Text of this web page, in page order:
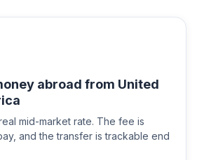
abroad from United
mid-market rate. The fee is
and the transfer is trackable end